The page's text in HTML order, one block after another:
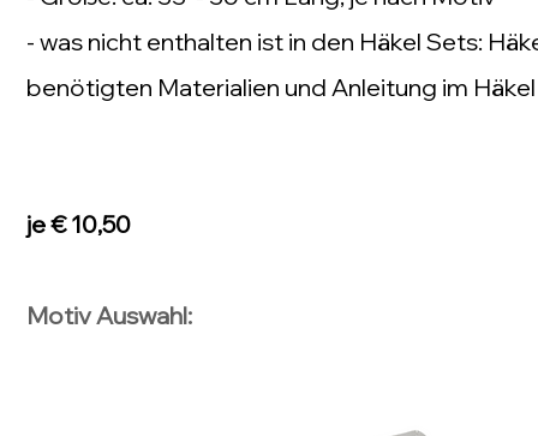
- was nicht enthalten ist in den Häkel Sets:
benötigten Materialien und Anleitung im
​je € 10,50
Motiv Auswahl: